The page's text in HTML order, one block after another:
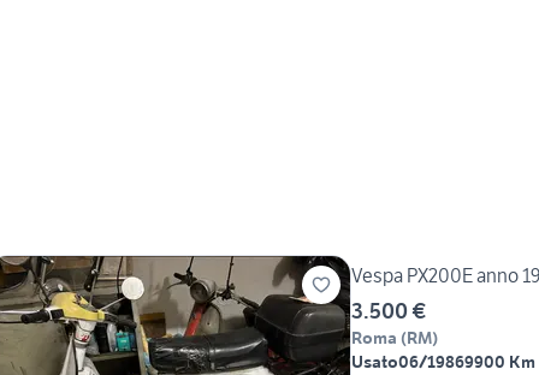
Vespa PX200E anno
3.500 €
Roma (RM)
Usato06/19869900 Km